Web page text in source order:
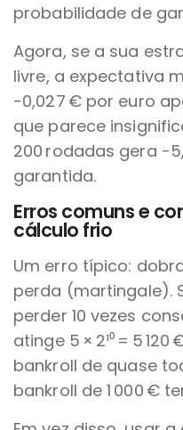
probabilidade de
Agora, se a sua
livre, a expectativa
-0,027 € por euro
que parece
200 rodadas gera -
garantida.
Erros comuns e
cálculo frio
Um erro típico:
perda (martingale).
perder 10 vezes
atinge 5 × 2¹⁰ = 5
bankroll de quase
bankroll de 1 000 €